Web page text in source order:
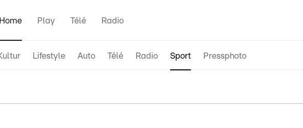
Home Play Télé Radio
Lifestyle Auto Télé Radio Sport Pressphoto